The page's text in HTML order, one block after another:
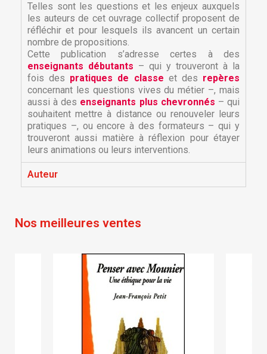
Ajouter à ma liste d'envies
Créer une liste d'envies ×
Nom de la liste d'envies
Connexion ×
Vous devez être connecté pour ajouter des produits
Annuler
Telles sont les questions et les enjeux auxquels
les auteurs de cet ouvrage collectif proposent de
réfléchir et pour lesquels ils avancent un certain
nombre de propositions.
Cette publication s’adresse certes à des
enseignants débutants – qui y trouveront à la
fois des pratiques de classe et des repères
concernant les questions vives du métier –, mais
aussi à des enseignants plus chevronnés – qui
souhaitent mettre à distance ou renouveler leurs
pratiques –, ou encore à des formateurs – qui y
trouveront aussi matière à réflexion pour étayer
leurs animations ou leurs interventions.
Auteur
Nos meilleures ventes